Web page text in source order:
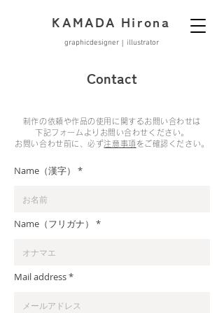
KAMADA Hirona
graphicdesigner illustrator
Contact
制作の依頼や作品の使用に関するお問い合わせは
下記フォームよりお問い合わせください。
お問い合わせ前に、必ず注意事項 をご確認ください。
Name（漢字）
Name（フリガナ）
Mail address